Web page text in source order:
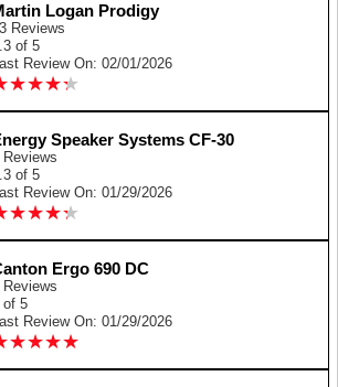
Logan Prodigy
Reviews
of 5
Review On: 02/01/2026
★★★★
★★★★
Speaker Systems CF-30
Reviews
of 5
Review On: 01/29/2026
★★★★
★★★★
Ergo 690 DC
Reviews
of 5
Review On: 01/29/2026
★★★★
★★★★